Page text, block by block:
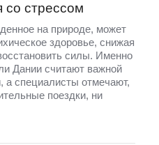
со стрессом
на природе, может
здоровье, снижая
силы. Именно
Дании считают важной
а специалисты отмечают,
поездки, ни